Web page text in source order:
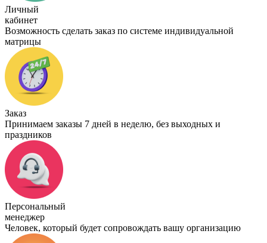
Личный
кабинет
Возможность сделать заказ по системе индивидуальной
матрицы
Заказ
Принимаем заказы 7 дней в неделю, без выходных и
праздников
Персональный
менеджер
Человек, который будет сопровождать вашу организацию